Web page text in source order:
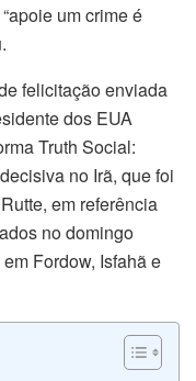
um crime é
felicitação enviada
dos EUA
Truth Social:
no Irã, que foi
em referência
no domingo
Fordow, Isfahã e